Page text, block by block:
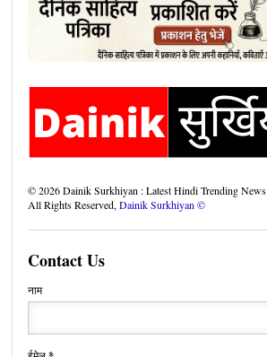
©2026Dainik Surkhiyan : Latest Hindi Trending News
All Rights Reserved,Dainik Surkhiyan ©
Contact Us
नाम